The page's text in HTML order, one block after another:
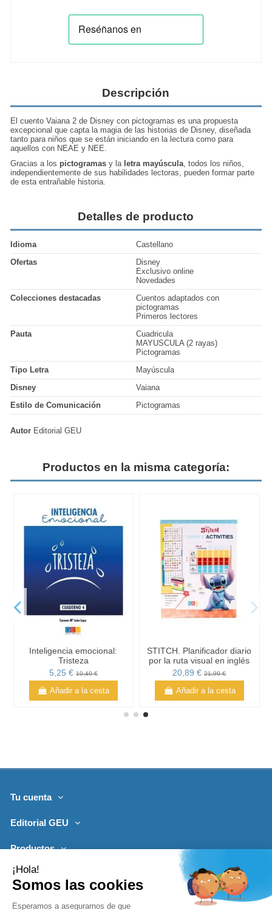
Descripción
El cuentoVaiana 2 de Disney con pictogramas es una propuesta
excepcional que capta la magia de las historias de Disney, diseñada
tanto para niños que se están iniciando en la lectura como para
aquellos con NEAE y NEE.
Gracias a los pictogramasy la letra mayúscula, todos los niños,
independientemente de sus habilidades lectoras, pueden formar parte
de estaentrañable historia.
Detalles de producto
Idioma
Castellano
Ofertas
Disney
Exclusivo online
Novedades
Colecciones destacadas
Cuentos adaptados con
pictogramas
Primeros lectores
Pauta
Cuadricula
MAYUSCULA (2 rayas)
Pictogramas
Tipo Letra
Mayúscula
Disney
Vaiana
Estilo de Comunicación
Pictogramas
Autor Editorial GEU
Productos en la misma categoría:
Inteligencia emocional:
Tristeza
5,25 € 10,49 €
Añadir a la cesta
STITCH. Planificador diario
por la ruta visual en inglés
20,89 €21,99 €
Añadir a la cesta
Tu cuenta
Editorial GEU
Productos
Lo más leído